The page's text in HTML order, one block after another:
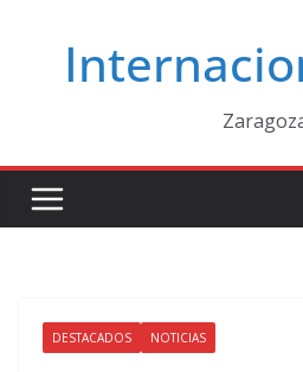
contenido
DESTACADOS NOTICIAS